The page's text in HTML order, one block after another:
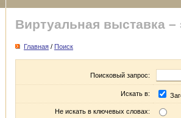
Виртуальная выставка –
Главная / Поиск
Поисковый запрос:
Искать в:
Не искать в ключевых словах: